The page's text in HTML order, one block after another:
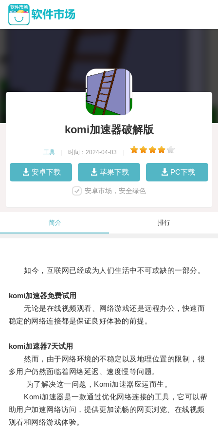
komi加速器破解版
工具 时间：2024-04-03
安卓下载 苹果下载 PC下载
安卓市场，安全绿色
简介 排行
如今，互联网已经成为人们生活中不可或缺的一部分。
komi加速器免费试用
无论是在线视频观看、网络游戏还是远程办公，快速而
稳定的网络连接都是保证良好体验的前提。
komi加速器7天试用
然而，由于网络环境的不稳定以及地理位置的限制，很
多用户仍然面临着网络延迟、速度慢等问题。
为了解决这一问题，Komi加速器应运而生。
Komi加速器是一款通过优化网络连接的工具，它可以帮
助用户加速网络访问，提供更加流畅的网页浏览、在线视频
观看和网络游戏体验。